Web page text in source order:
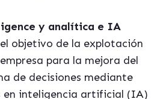
y analítica e IA
objetivo de la explotación
para la mejora del
de decisiones mediante
en inteligencia artificial (IA)